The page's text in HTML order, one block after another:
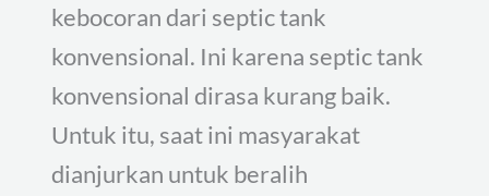
kebocoran dari septic tank
konvensional. Ini karena septic tank
konvensional dirasa kurang baik.
Untuk itu, saat ini masyarakat
dianjurkan untuk beralih